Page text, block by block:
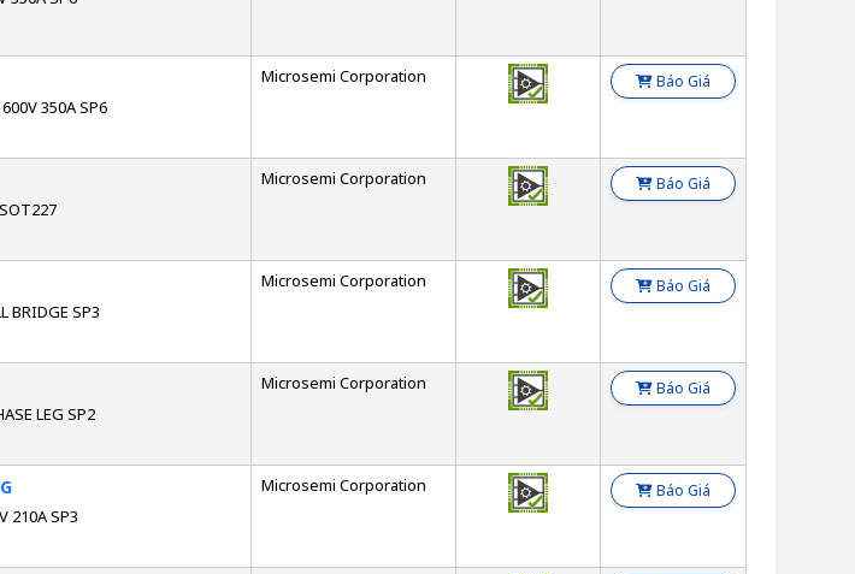
350A SP6
Microsemi Corporation Báo Giá
Microsemi Corporation Báo Giá
BRIDGE SP3
Microsemi Corporation Báo Giá
LEG SP2
Microsemi Corporation Báo Giá
210A SP3
Microsemi Corporation Báo Giá